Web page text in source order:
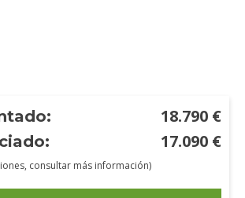
18.790 €
17.090 €
consultar más información)